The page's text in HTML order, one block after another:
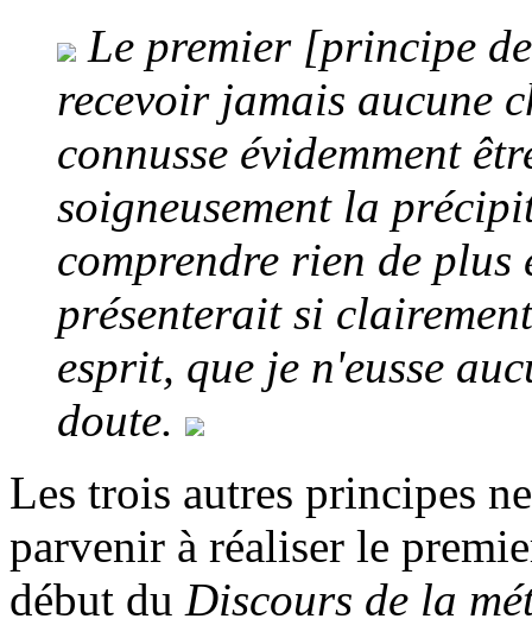
Le premier [principe
recevoir jamais aucune
connusse évidemment
soigneusement la
comprendre rien de plus
présenterait si
esprit, que je n'eusse
doute.
Les trois autres principes
parvenir à réaliser le
début du Discours de la